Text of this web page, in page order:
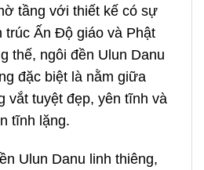
tầng với thiết kế có sự
​​trúc Ấn Độ giáo và Phật
thế, ngôi đền Ulun Danu
đặc biệt là nằm giữa
vắt tuyệt đẹp, yên tĩnh và
tĩnh lặng.
Ulun Danu linh thiêng,